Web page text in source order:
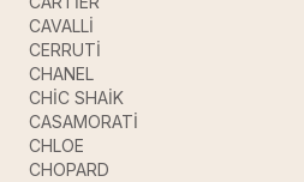
CAVALLİ
CERRUTİ
CHANEL
CHİC SHAİK
CASAMORATİ
CHLOE
CHOPARD